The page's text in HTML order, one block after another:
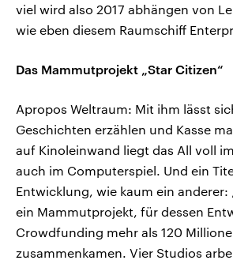
viel wird also 2017 abhängen von
wie eben diesem Raumschiff
Das Mammutprojekt „Star Citizen“
Apropos Weltraum: Mit ihm lässt
Geschichten erzählen und Kasse
auf Kinoleinwand liegt das All voll
auch im Computerspiel. Und ein
Entwicklung, wie kaum ein anderer:
ein Mammutprojekt, für dessen
Crowdfunding mehr als 120
zusammenkamen. Vier Studios